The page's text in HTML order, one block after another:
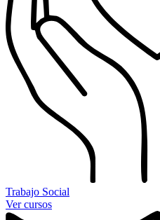
Trabajo Social
Ver cursos